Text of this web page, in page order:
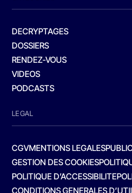
DECRYPTAGES
DOSSIERS
RENDEZ-VOUS
VIDEOS
PODCASTS
LEGAL
CGVMENTIONS LEGALES
GESTION DES COOKIES
POLITIQUE D’ACCESSIBILITE
CONDITIONS GENERALES